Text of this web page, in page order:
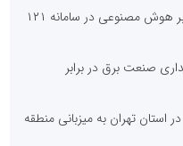
رونمایی از پاسخگویی هوشمند مبتنی بر هوش مصنوعی در سامانه ۱۲۱
صنعت برق در برابر
استان تهران به میزبانی منطقه